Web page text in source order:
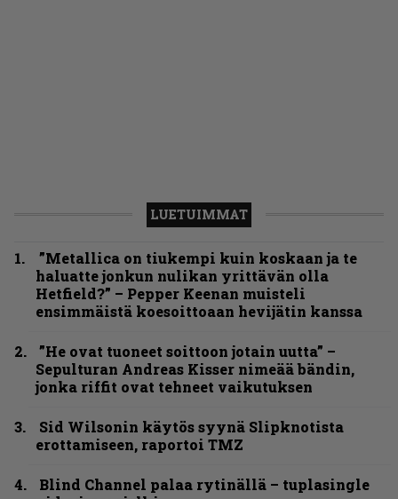
LUETUIMMAT
”Metallica on tiukempi kuin koskaan ja te
haluatte jonkun nulikan yrittävän olla
Hetfield?” – Pepper Keenan muisteli
ensimmäistä koesoittoaan hevijätin kanssa
”He ovat tuoneet soittoon jotain uutta” –
Sepulturan Andreas Kisser nimeää bändin,
jonka riffit ovat tehneet vaikutuksen
Sid Wilsonin käytös syynä Slipknotista
erottamiseen, raportoi TMZ
Blind Channel palaa rytinällä – tuplasingle